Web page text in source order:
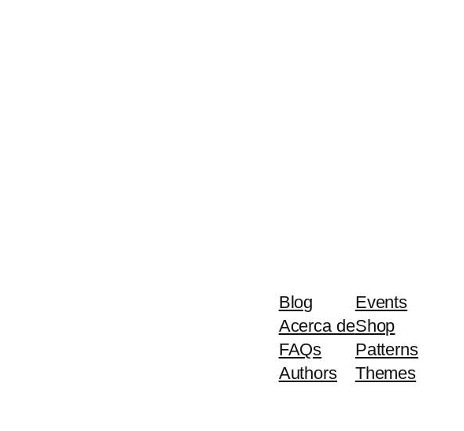
Blog
Acerca de
FAQs
Authors
Events
Shop
Patterns
Themes